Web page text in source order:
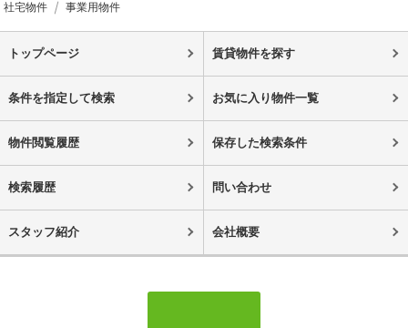
社宅物件 事業用物件
トップページ 賃貸物件を探す
条件を指定して検索 お気に入り物件一覧
物件閲覧履歴 保存した検索条件
検索履歴 問い合わせ
スタッフ紹介 会社概要